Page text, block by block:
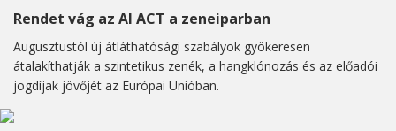
Rendet vág az AI ACT a zeneiparban
Augusztustól új átláthatósági szabályok gyökeresen
átalakíthatják a szintetikus zenék, a hangklónozás és az előadói
jogdíjak jövőjét az Európai Unióban.